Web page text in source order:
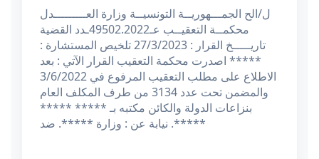
ل/الح الجمـــهوريــة التونسيــة وزارة العـــــــــدل
محكمــة التعقيــب عـ49502.2022ـدد القضية
تاريـــــخ القرار : 27/3/2023 تلخيص المستشارة :
***** اصدرت محكمة التعقيب القرار الآتي : بعد
الاطلاع على مطلب التعقيب المرفوع في 3/6/2022
والمضمن تحت عدد 3134 من طرف المكلف العام
بنزاعات الدولة والكائن مكتبه بـ ***** *****
*****. نيابة عن : وزارة *****. ضد